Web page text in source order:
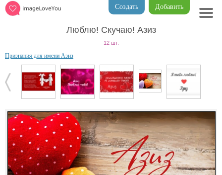
Добавить
Создать
Люблю! Скучаю! Азиз
12 шт.
Признания для имени Азиз